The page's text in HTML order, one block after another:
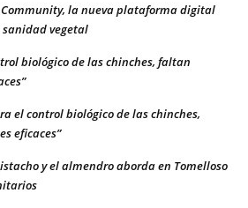
la nueva plataforma digital
vegetal
biológico de las chinches, faltan
el control biológico de las chinches,
eficaces”
y el almendro aborda en Tomelloso